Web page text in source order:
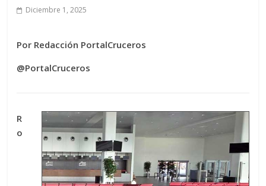
Diciembre 1, 2025
Por Redacción PortalCruceros
@PortalCruceros
R
o